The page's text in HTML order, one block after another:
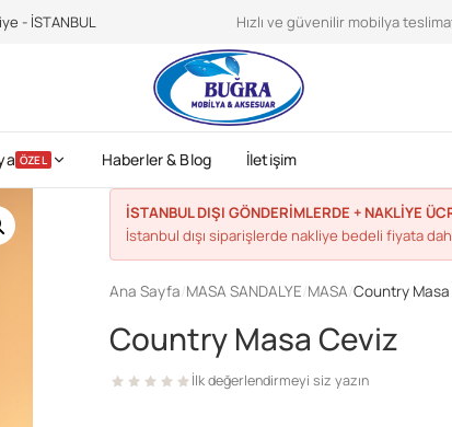
- İSTANBUL Hızlı ve güvenilir mobilya
ÖZEL Haberler & Blog İletişim
İSTANBUL DIŞI GÖNDERİMLERDE + NAKLİYE
İstanbul dışı siparişlerde nakliye bedeli fiyata
Ana Sayfa MASA SANDALYE MASA /Country
Country Masa Ceviz
İlk değerlendirmeyi siz yazın
steroidilegalionline.it https://